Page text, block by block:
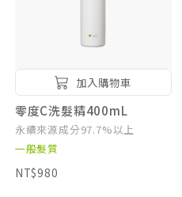
加入購物車
零度C洗髮精400mL
永續來源成分97.7%以上
一般髮質
NT$980